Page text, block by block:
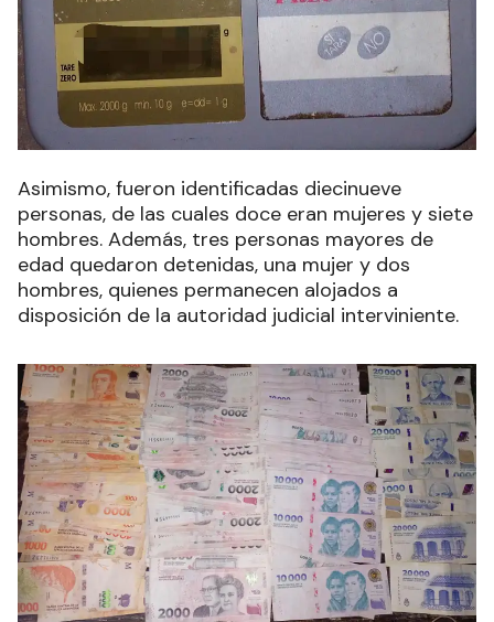
Asimismo, fueron identificadas diecinueve
personas, de las cuales doce eran mujeres y siete
hombres. Además, tres personas mayores de
edad quedaron detenidas, una mujer y dos
hombres, quienes permanecen alojados a
disposición de la autoridad judicial interviniente.